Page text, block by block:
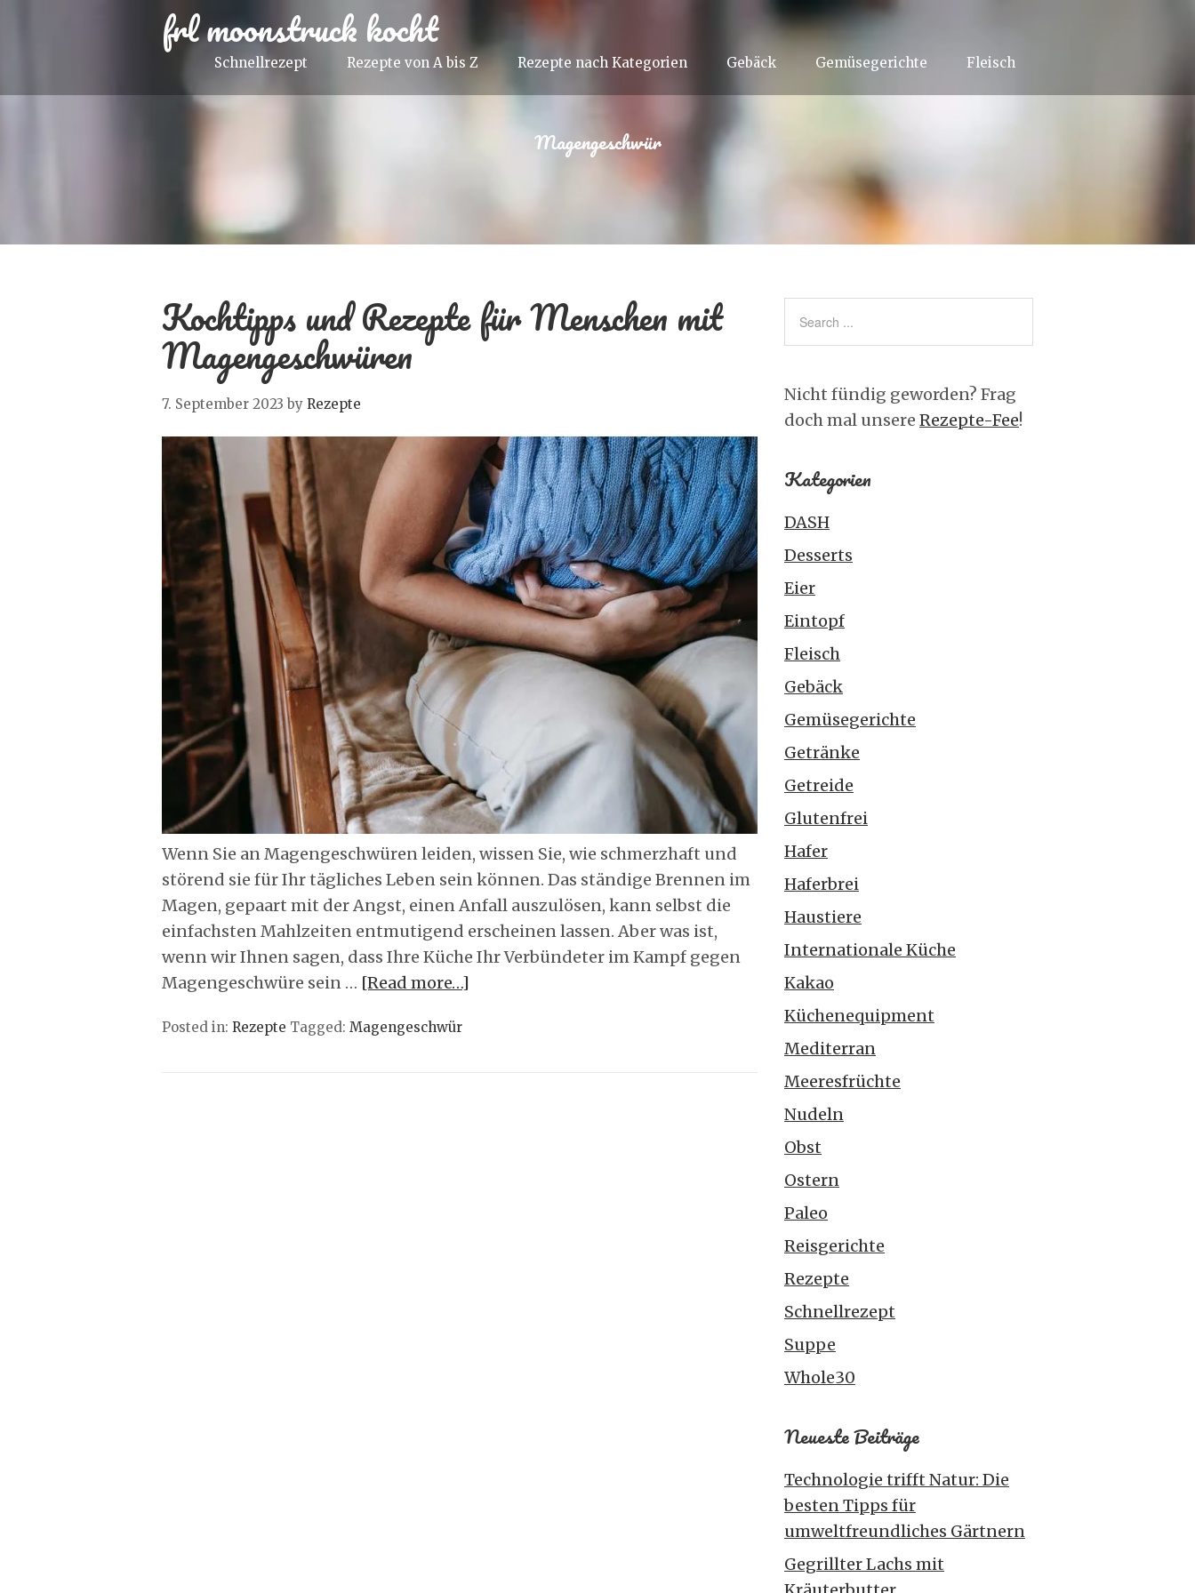
frl moonstruck kocht
Schnellrezept Rezepte von A bis Z Rezepte nach Kategorien Gebäck Gemüsegerichte Fleisch
Magengeschwür
Kochtipps und Rezepte für Menschen mit
Magengeschwüren
7. September 2023 by Rezepte
Wenn Sie an Magengeschwüren leiden, wissen Sie, wie schmerzhaft und
störend sie für Ihr tägliches Leben sein können. Das ständige Brennen im
Magen, gepaart mit der Angst, einen Anfall auszulösen, kann selbst die
einfachsten Mahlzeiten entmutigend erscheinen lassen. Aber was ist,
wenn wir Ihnen sagen, dass Ihre Küche Ihr Verbündeter im Kampf gegen
Magengeschwüre sein … [Read more…]
Posted in: Rezepte Tagged: Magengeschwür
Nicht fündig geworden? Frag
doch mal unsere Rezepte-Fee!
Kategorien
DASH
Desserts
Eier
Eintopf
Fleisch
Gebäck
Gemüsegerichte
Getränke
Getreide
Glutenfrei
Hafer
Haferbrei
Haustiere
Internationale Küche
Kakao
Küchenequipment
Mediterran
Meeresfrüchte
Nudeln
Obst
Ostern
Paleo
Reisgerichte
Rezepte
Schnellrezept
Suppe
Whole30
Neueste Beiträge
Technologie trifft Natur: Die
besten Tipps für
umweltfreundliches Gärtnern
Gegrillter Lachs mit